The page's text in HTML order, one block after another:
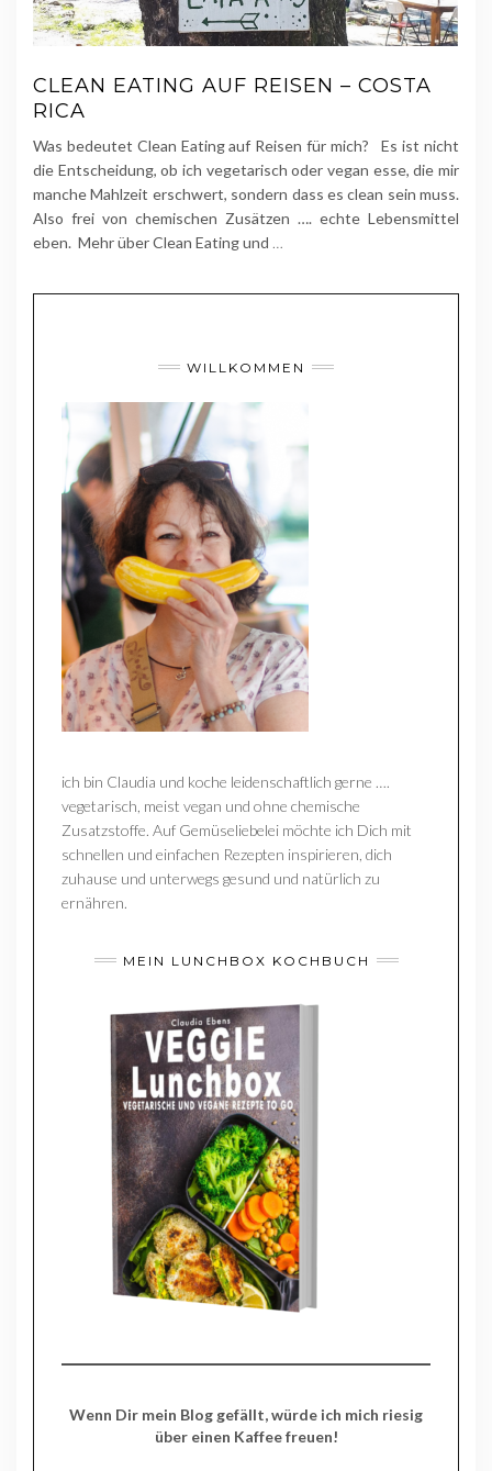
CLEAN EATING AUF REISEN – COSTA
RICA
Was bedeutet Clean Eating auf Reisen für mich? Es ist nicht
die Entscheidung, ob ich vegetarisch oder vegan esse, die mir
manche Mahlzeit erschwert, sondern dass es clean sein muss.
Also frei von chemischen Zusätzen …. echte Lebensmittel
eben. Mehr über Clean Eating und …
WILLKOMMEN
ich bin Claudia und koche leidenschaftlich gerne ….
vegetarisch, meist vegan und ohne chemische
Zusatzstoffe. Auf Gemüseliebelei möchte ich Dich mit
schnellen und einfachen Rezepten inspirieren, dich
zuhause und unterwegs gesund und natürlich zu
ernähren.
MEIN LUNCHBOX KOCHBUCH
Wenn Dir mein Blog gefällt, würde ich mich riesig
über einen Kaffee freuen!